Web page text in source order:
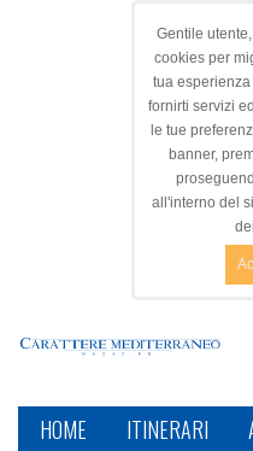
Gentile
cookies per
tua
fornirti servizi
le tue
banner,
all'interno del
HOME ITINERARI